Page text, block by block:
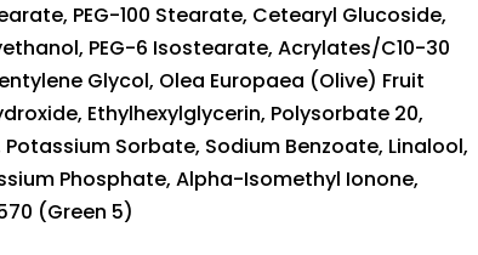
PEG-100 Stearate, Cetearyl Glucoside,
PEG-6 Isostearate, Acrylates/C10-30
Glycol, Olea Europaea (Olive) Fruit
Ethylhexylglycerin, Polysorbate 20,
Sorbate, Sodium Benzoate, Linalool,
Phosphate, Alpha-Isomethyl Ionone,
(Green 5)